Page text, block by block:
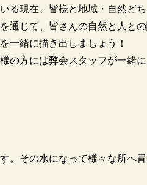
る現在、皆様と地域・自然ど
通じて、皆さんの自然と人と
一緒に描き出しましょう！
方には弊会スタッフが一緒
。その水になって様々な所へ